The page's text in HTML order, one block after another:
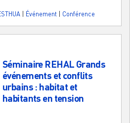
Événement Conférence
Séminaire REHAL Grands
événements et conflits
urbains : habitat et
habitants en tension